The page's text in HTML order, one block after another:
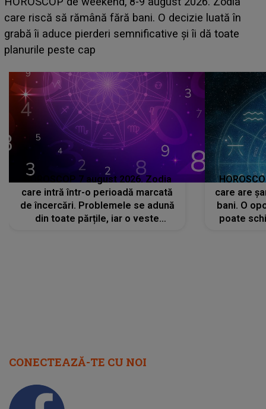
acum! În fața Alexandrei, concurentul din Casa Iubirii
face o MĂRTURISIRE NEAȘTEPTATĂ despre mama
sa: "I-am spus și ei în față, eu nu te iubesc pentru
HOROSCOP 7 august 2026. Zodia
care intră într-o perioadă marcată
de încercări. Problemele se adună
din toate părțile, iar o veste
care are
bani. O
poate
CONECTEAZĂ-TE CU NOI